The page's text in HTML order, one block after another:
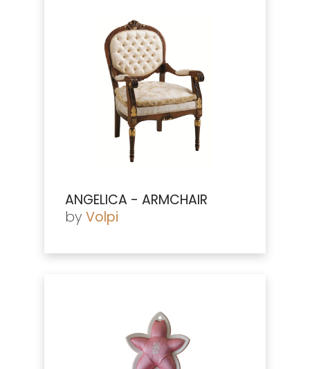
ANGELICA - ARMCHAIR
by Volpi